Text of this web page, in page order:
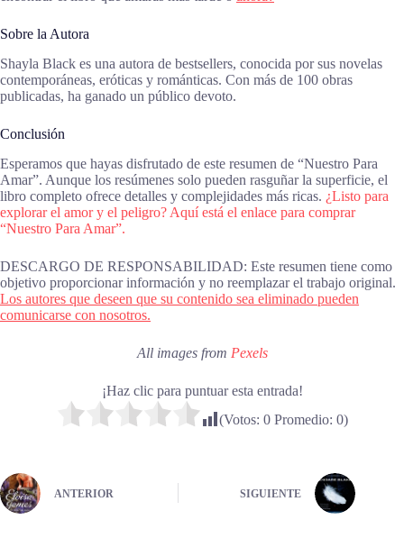
Sobre la Autora
Shayla Black es una autora de bestsellers, conocida por sus novelas
contemporáneas, eróticas y románticas. Con más de 100 obras
publicadas, ha ganado un público devoto.
Conclusión
Esperamos que hayas disfrutado de este resumen de “Nuestro Para
Amar”. Aunque los resúmenes solo pueden rasguñar la superficie, el
libro completo ofrece detalles y complejidades más ricas. ¿Listo para
explorar el amor y el peligro? Aquí está el enlace para comprar
“Nuestro Para Amar”.
DESCARGO DE RESPONSABILIDAD: Este resumen tiene como
objetivo proporcionar información y no reemplazar el trabajo original.
Los autores que deseen que su contenido sea eliminado pueden
comunicarse con nosotros.
All images from Pexels
¡Haz clic para puntuar esta entrada!
(Votos: 0Promedio: 0)
ANTERIOR SIGUIENTE